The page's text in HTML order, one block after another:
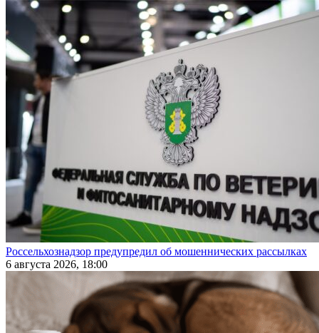
Россельхознадзор предупредил об мошеннических рассылках
6 августа 2026, 18:00